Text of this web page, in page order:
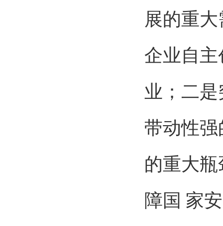
展的重
企业自
业；二
带动性
的重大
障国 家